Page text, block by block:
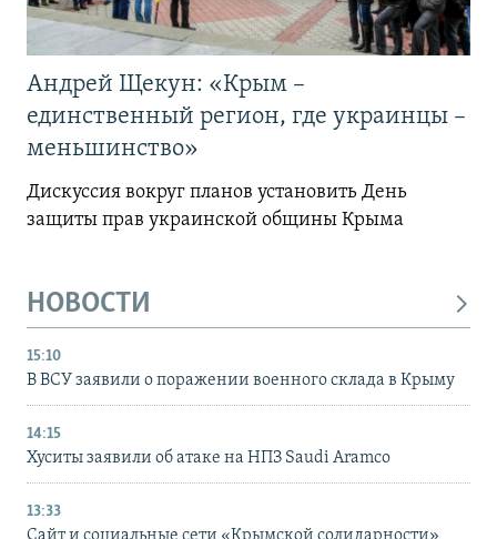
Андрей Щекун: «Крым –
единственный регион, где украинцы –
меньшинство»
Дискуссия вокруг планов установить День
защиты прав украинской общины Крыма
НОВОСТИ
15:10
В ВСУ заявили о поражении военного склада в Крыму
14:15
Хуситы заявили об атаке на НПЗ Saudi Aramco
13:33